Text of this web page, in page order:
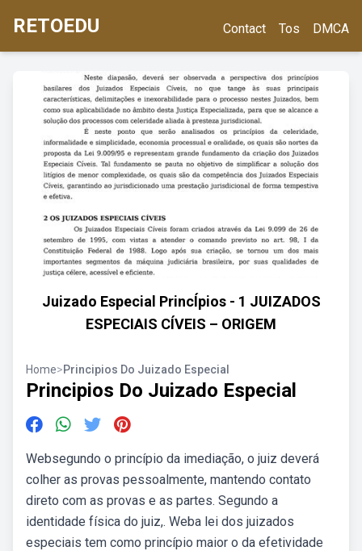
RETOEDU Contact Tos DMCA
Juizado Especial PrincÍpios - 1 JUIZADOS
ESPECIAIS CÍVEIS – ORIGEM
Home>Principios Do Juizado Especial
Principios Do Juizado Especial
Websegundo o princípio da imediação, o juiz deverá
colher as provas pessoalmente, mantendo contato
direto com as provas e as partes. Segundo a
identidade física do juiz,. Weba lei dos juizados
especiais tem como princípio maior o da efetividade